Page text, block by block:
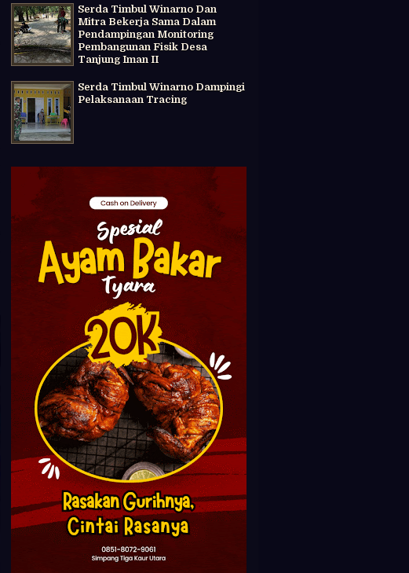
Serda Timbul Winarno Dan
Mitra Bekerja Sama Dalam
Pendampingan Monitoring
Pembangunan Fisik Desa
Tanjung Iman II
Serda Timbul Winarno Dampingi
Pelaksanaan Tracing